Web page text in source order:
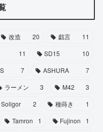
改造 20 戯言
11
11 SD15
10
7 ASHURA
7
ラーメン 3 M42
3
Soligor 2 種蒔き
1
Tamron 1 Fujinon
1